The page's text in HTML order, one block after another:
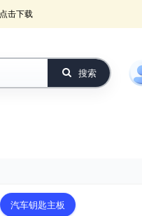
点击下载
搜索
汽车钥匙主板